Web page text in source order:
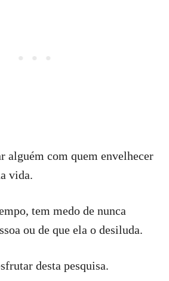
alguém com quem envelhecer
vida.
tem medo de nunca
ou de que ela o desiluda.
desta pesquisa.